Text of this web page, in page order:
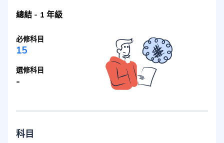
總結 - 1 年級
必修科目
15
選修科目
-
科目